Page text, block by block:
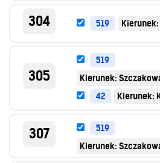
304 519
305
519
Kierunek:
42
Kierunek:
307
519
Kierunek: